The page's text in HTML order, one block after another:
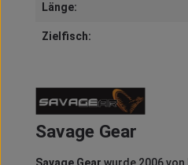
Länge:
Zielfisch:
Savage Gear